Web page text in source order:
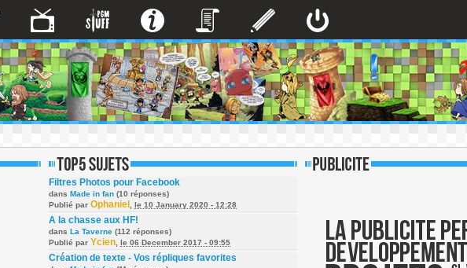
Filtres Photos pour Facebook
dans Made in fan (10 réponses)
Publié par Ophaniel le 10 January 2020 - 12:28
A la chasse aux HF!
dans La Taverne (112 réponses)
Publié par Ycien le 06 December 2017 - 09:55
Création de texte - Vos répliques favorites